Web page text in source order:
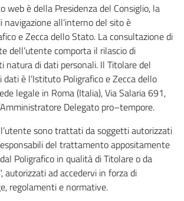
web è della Presidenza del Consiglio, la
all’interno del sito è
e Zecca dello Stato. La consultazione di
dell’utente comporta il rilascio di
natura di dati personali. Il Titolare del
è l’Istituto Poligrafico e Zecca dello
legale in Roma (Italia), Via Salaria 691,
Delegato pro–tempore.
sono trattati da soggetti autorizzati
del trattamento appositamente
Poligrafico in qualità di Titolare o da
autorizzati ad accedervi in forza di
regolamenti e normative.